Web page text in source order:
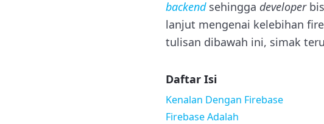
backend sehingga developer
lanjut mengenai kelebihan
tulisan dibawah ini, simak
Daftar Isi
Kenalan Dengan Firebase
Firebase Adalah